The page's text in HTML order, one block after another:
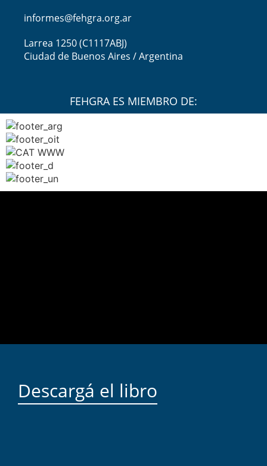
informes@fehgra.org.ar
Larrea 1250 (C1117ABJ)
Ciudad de Buenos Aires / Argentina
FEHGRA ES MIEMBRO DE:
Descargá el libro